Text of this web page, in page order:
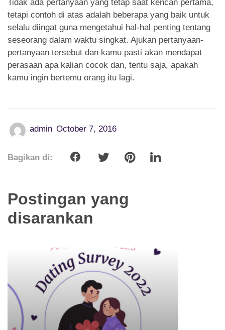
Tidak ada pertanyaan yang tetap saat kencan pertama,
tetapi contoh di atas adalah beberapa yang baik untuk
selalu diingat guna mengetahui hal-hal penting tentang
seseorang dalam waktu singkat. Ajukan pertanyaan-
pertanyaan tersebut dan kamu pasti akan mendapat
perasaan apa kalian cocok dan, tentu saja, apakah
kamu ingin bertemu orang itu lagi.
admin October 7, 2016
Bagikan di:
Postingan yang
disarankan